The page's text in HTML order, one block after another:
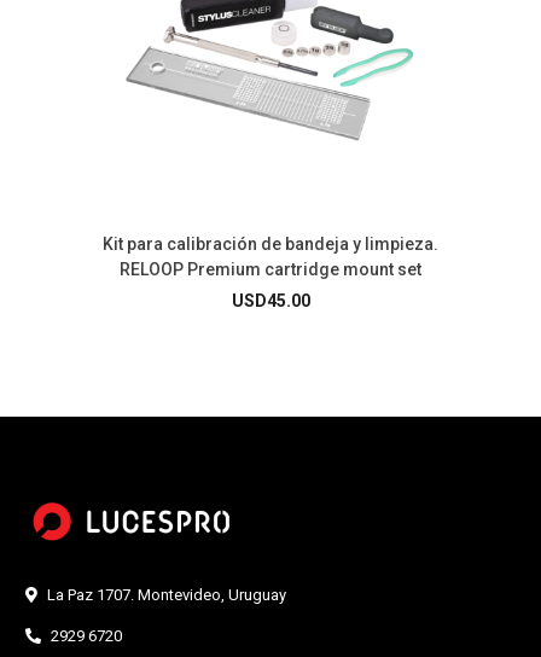
Kit para calibración de bandeja y limpieza.
RELOOP Premium cartridge mount set
USD45.00
La Paz 1707. Montevideo, Uruguay
2929 6720